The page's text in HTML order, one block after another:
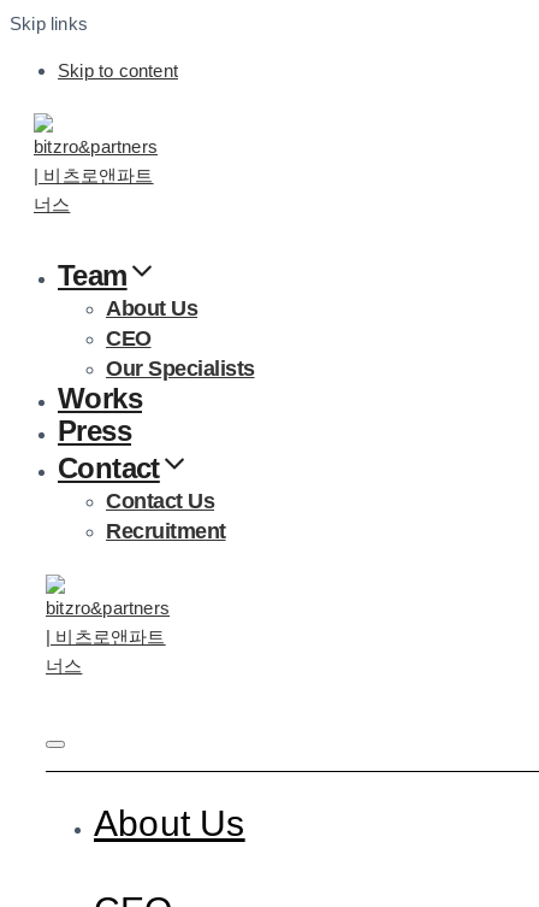
Skip links
Skip to content
Team
About Us
CEO
Our Specialists
Works
Press
Contact
Contact Us
Recruitment
About Us